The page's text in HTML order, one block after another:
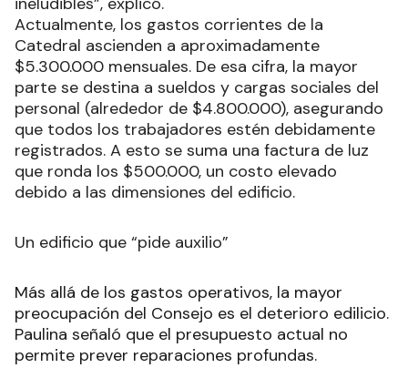
Actualmente, los gastos corrientes de la
Catedral ascienden a aproximadamente
$5.300.000 mensuales. De esa cifra, la mayor
parte se destina a sueldos y cargas sociales del
personal (alrededor de $4.800.000), asegurando
que todos los trabajadores estén debidamente
registrados. A esto se suma una factura de luz
que ronda los $500.000, un costo elevado
debido a las dimensiones del edificio.
Un edificio que “pide auxilio”
Más allá de los gastos operativos, la mayor
preocupación del Consejo es el deterioro edilicio.
Paulina señaló que el presupuesto actual no
permite prever reparaciones profundas.